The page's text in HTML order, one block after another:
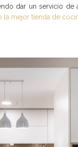
dar un servicio
la mejor tienda de